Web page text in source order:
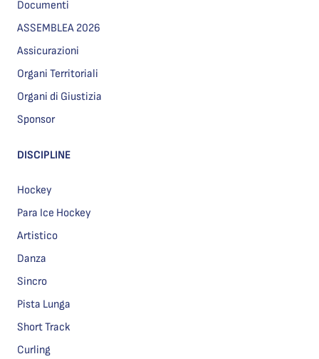
Documenti
ASSEMBLEA 2026
Assicurazioni
Organi Territoriali
Organi di Giustizia
Sponsor
DISCIPLINE
Hockey
Para Ice Hockey
Artistico
Danza
Sincro
Pista Lunga
Short Track
Curling